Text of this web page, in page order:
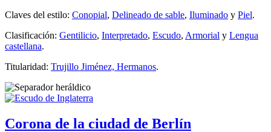
Claves del estilo: Conopial, Delineado de sable, Iluminado y Piel.
Clasificación: Gentilicio, Interpretado, Escudo, Armorial y Lengua
castellana.
Titularidad: Trujillo Jiménez, Hermanos.
Corona de la ciudad de Berlín